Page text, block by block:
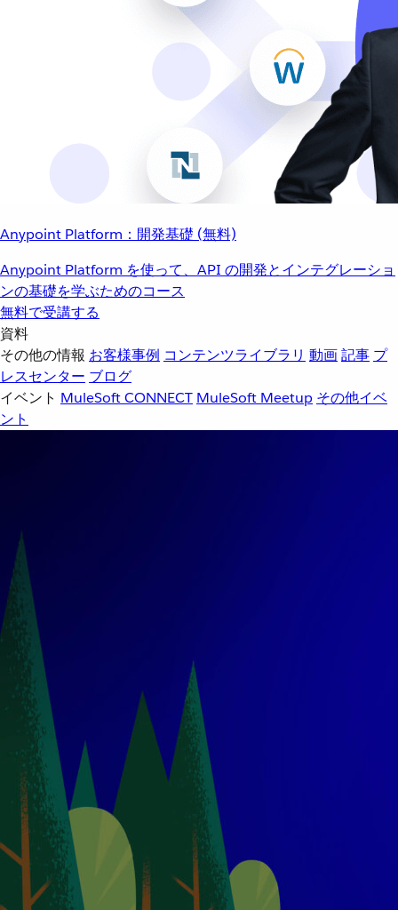
Anypoint Platform：開発基礎 (無料)
Anypoint Platform を使って、API の開発とインテグレーショ
ンの基礎を学ぶためのコース
無料で受講する
資料
その他の情報 お客様事例 コンテンツライブラリ 動画記事 プ
レスセンター ブログ
イベント MuleSoft CONNECT MuleSoft Meetup その他イベ
ント